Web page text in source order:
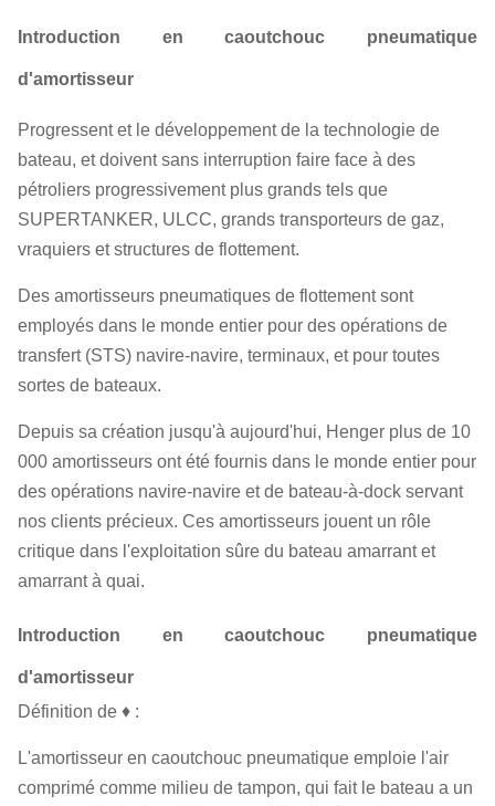
Introduction en caoutchouc pneumatique
d'amortisseur
Progressent et le développement de la technologie de
bateau, et doivent sans interruption faire face à des
pétroliers progressivement plus grands tels que
SUPERTANKER, ULCC, grands transporteurs de gaz,
vraquiers et structures de flottement.
Des amortisseurs pneumatiques de flottement sont
employés dans le monde entier pour des opérations de
transfert (STS) navire-navire, terminaux, et pour toutes
sortes de bateaux.
Depuis sa création jusqu'à aujourd'hui, Henger plus de 10
000 amortisseurs ont été fournis dans le monde entier pour
des opérations navire-navire et de bateau-à-dock servant
nos clients précieux. Ces amortisseurs jouent un rôle
critique dans l'exploitation sûre du bateau amarrant et
amarrant à quai.
Introduction en caoutchouc pneumatique
d'amortisseur
Définition de ♦ :
L'amortisseur en caoutchouc pneumatique emploie l'air
comprimé comme milieu de tampon, qui fait le bateau a un